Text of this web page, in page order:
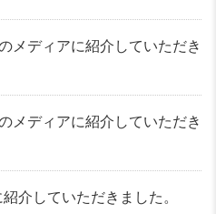
メディアに紹介していただき
メディアに紹介していただき
介していただきました。